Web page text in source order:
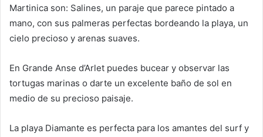
Martinica son: Salines, un paraje que parece pintado a
mano, con sus palmeras perfectas bordeando la playa, un
cielo precioso y arenas suaves.
En Grande Anse d’Arlet puedes bucear y observar las
tortugas marinas o darte un excelente baño de sol en
medio de su precioso paisaje.
La playa Diamante es perfecta para los amantes del surf y